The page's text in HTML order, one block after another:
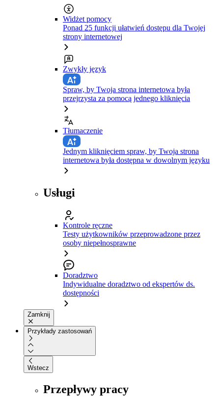
Widżet pomocy
Ponad 25 funkcji ułatwień dostępu dla Twojej
strony internetowej
Zwykły język
Spraw, by Twoja strona internetowa była
przejrzysta za pomocą jednego kliknięcia
Tłumaczenie
Jednym kliknięciem spraw, by Twoja strona
internetowa była dostępna w dowolnym języku
Usługi
Kontrole ręczne
Testy użytkowników przeprowadzone przez
osoby niepełnosprawne
Doradztwo
Indywidualne doradztwo od ekspertów ds.
dostępności
Zamknij
Przykłady zastosowań
Wstecz
Przepływy pracy